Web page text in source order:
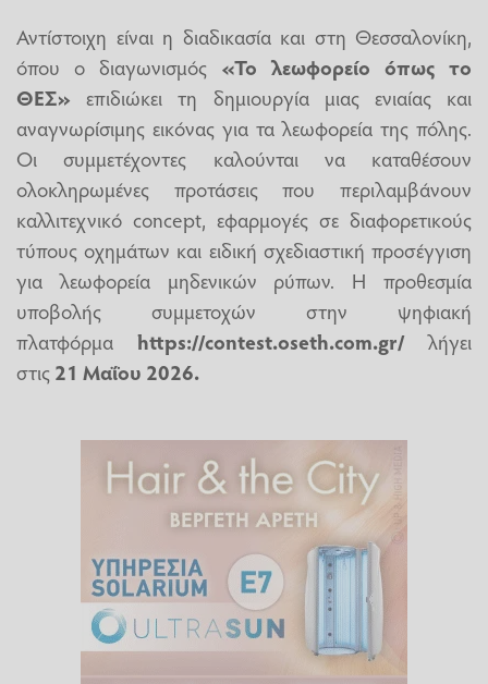
Αντίστοιχη είναι η διαδικασία και στη Θεσσαλονίκη,
όπου ο διαγωνισμός «Το λεωφορείο όπως το
ΘΕΣ» επιδιώκει τη δημιουργία μιας ενιαίας και
αναγνωρίσιμης εικόνας για τα λεωφορεία της πόλης.
Οι συμμετέχοντες καλούνται να καταθέσουν
ολοκληρωμένες προτάσεις που περιλαμβάνουν
καλλιτεχνικό concept, εφαρμογές σε διαφορετικούς
τύπους οχημάτων και ειδική σχεδιαστική προσέγγιση
για λεωφορεία μηδενικών ρύπων. Η προθεσμία
υποβολής συμμετοχών στην ψηφιακή
πλατφόρμα https://contest.oseth.com.gr/λήγει
στις 21 Μαΐου 2026.